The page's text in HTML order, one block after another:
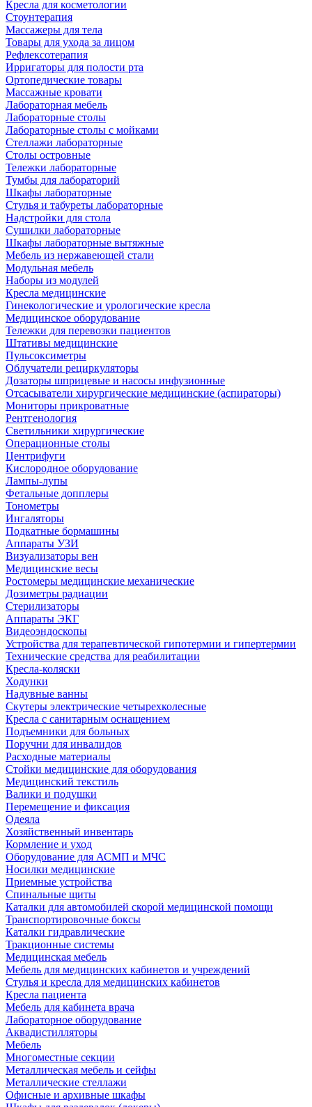
Кресла для косметологии
Стоунтерапия
Массажеры для тела
Товары для ухода за лицом
Рефлексотерапия
Ирригаторы для полости рта
Ортопедические товары
Массажные кровати
Лабораторная мебель
Лабораторные столы
Лабораторные столы с мойками
Стеллажи лабораторные
Столы островные
Тележки лабораторные
Тумбы для лабораторий
Шкафы лабораторные
Стулья и табуреты лабораторные
Надстройки для стола
Сушилки лабораторные
Шкафы лабораторные вытяжные
Мебель из нержавеющей стали
Модульная мебель
Наборы из модулей
Кресла медицинские
Гинекологические и урологические кресла
Медицинское оборудование
Тележки для перевозки пациентов
Штативы медицинские
Пульсоксиметры
Облучатели рециркуляторы
Дозаторы шприцевые и насосы инфузионные
Отсасыватели хирургические медицинские (аспираторы)
Мониторы прикроватные
Рентгенология
Светильники хирургические
Операционные столы
Центрифуги
Кислородное оборудование
Лампы-лупы
Фетальные допплеры
Тонометры
Ингаляторы
Подкатные бормашины
Аппараты УЗИ
Визуализаторы вен
Медицинские весы
Ростомеры медицинские механические
Дозиметры радиации
Стерилизаторы
Аппараты ЭКГ
Видеоэндоскопы
Устройства для терапевтической гипотермии и гипертермии
Технические средства для реабилитации
Кресла-коляски
Ходунки
Надувные ванны
Скутеры электрические четырехколесные
Кресла с санитарным оснащением
Подъемники для больных
Поручни для инвалидов
Расходные материалы
Стойки медицинские для оборудования
Медицинский текстиль
Валики и подушки
Перемещение и фиксация
Одеяла
Хозяйственный инвентарь
Кормление и уход
Оборудование для АСМП и МЧС
Носилки медицинские
Приемные устройства
Спинальные щиты
Каталки для автомобилей скорой медицинской помощи
Транспортировочные боксы
Каталки гидравлические
Тракционные системы
Медицинская мебель
Мебель для медицинских кабинетов и учреждений
Стулья и кресла для медицинских кабинетов
Кресла пациента
Мебель для кабинета врача
Лабораторное оборудование
Аквадистилляторы
Мебель
Многоместные секции
Металлическая мебель и сейфы
Металлические стеллажи
Офисные и архивные шкафы